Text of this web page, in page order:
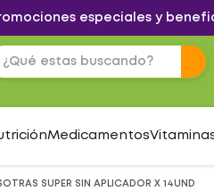
especiales y
Medicamentos
SUPER SIN APLICADOR X 14UND